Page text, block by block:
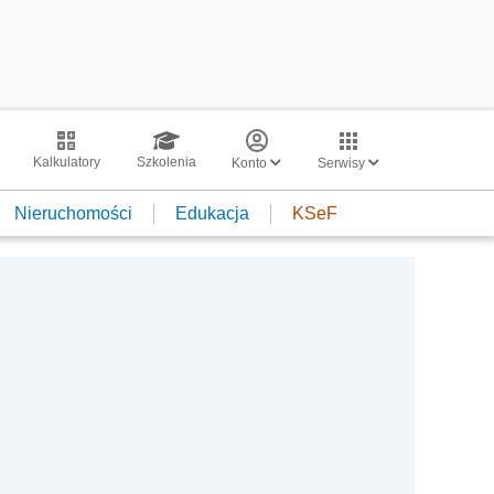
Kalkulatory Szkolenia Konto Serwisy
Nieruchomości Edukacja KSeF